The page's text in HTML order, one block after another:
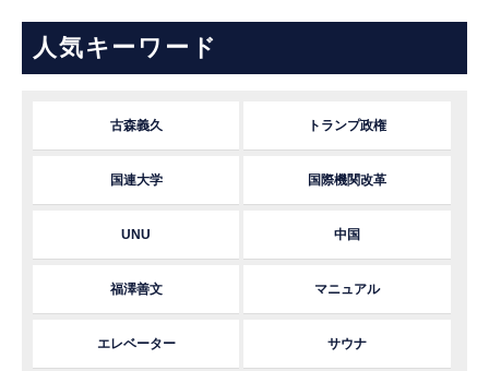
人気キーワード
古森義久 トランプ政権
国連大学 国際機関改革
UNU 中国
福澤善文 マニュアル
エレベーター サウナ